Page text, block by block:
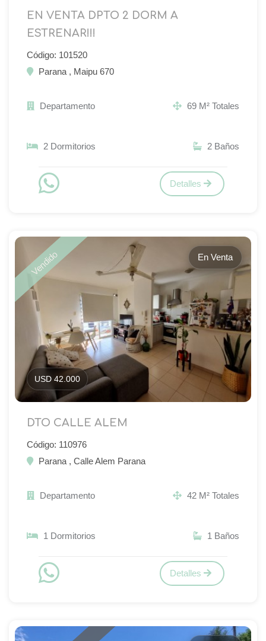
EN VENTA DPTO 2 DORM A
ESTRENAR!!!
Código: 101520
Parana , Maipu 670
Departamento 69 M² Totales
2 Dormitorios 2 Baños
Detalles
Vendido En Venta
USD 42.000
DTO CALLE ALEM
Código: 110976
Parana , Calle Alem Parana
Departamento 42 M² Totales
1 Dormitorios 1 Baños
Detalles